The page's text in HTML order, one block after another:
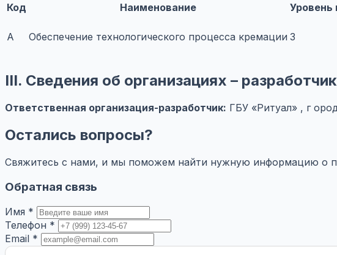
Код
Наименование Уровень
A Обеспечение технологического процесса кремации 3
III. Сведения об организациях –
Ответственная организация-разработчик: ГБУ «Ритуал» , г
Остались вопросы?
Свяжитесь с нами, и мы поможем найти нужную информацию о
Обратная связь
Имя *
Телефон *
Email *